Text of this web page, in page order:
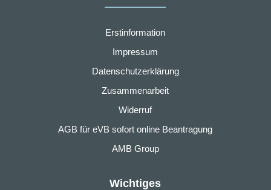
Erstinformation
Impressum
Datenschutzerklärung
Zusammenarbeit
Widerruf
AGB für eVB sofort online Beantragung
AMB Group
Wichtiges